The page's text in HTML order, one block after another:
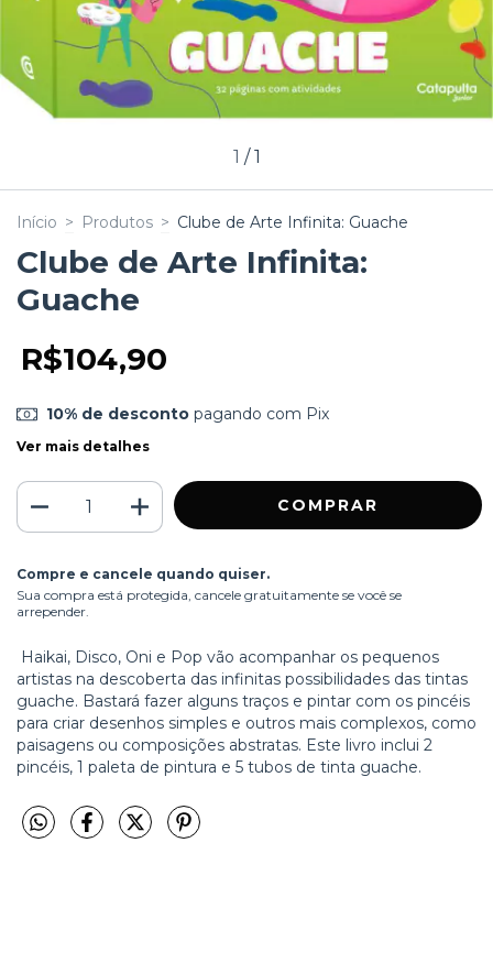
1 /1
Início > Produtos > Clube de Arte Infinita: Guache
Clube de Arte Infinita:
Guache
R$104,90
10% de descontopagando com Pix
Ver mais detalhes
Compre e cancele quando quiser.
Sua compra está protegida, cancele gratuitamente se você se
arrepender.
Haikai, Disco, Oni e Pop vão acompanhar os pequenos
artistas na descoberta das infinitas possibilidades das tintas
guache. Bastará fazer alguns traços e pintar com os pincéis
para criar desenhos simples e outros mais complexos, como
paisagens ou composições abstratas. Este livro inclui 2
pincéis, 1 paleta de pintura e 5 tubos de tinta guache.